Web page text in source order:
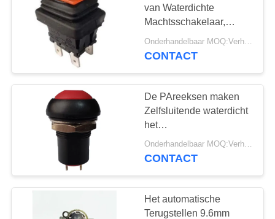
van Waterdichte
Machtsschakelaar,
LC83-Reeks,
Mechanische 30000
Onderhandelbaar MOQ:Verhandelbaar
CONTACT
De PAreeksen maken
Zelfsluitende waterdicht
het
Levensduurzaamheid
50000~1000000 van de
Onderhandelbaar MOQ:Verhandelbaar
CONTACT
Het automatische
Terugstellen 9.6mm